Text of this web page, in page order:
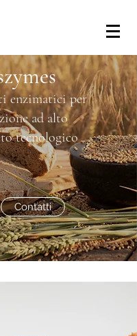
enzimatici per
ad alto
tecnologico
Contatti